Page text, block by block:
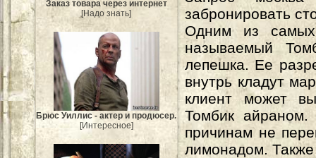
Заказ товара через интернет
[Надо знать]
Брюс Уиллис - актер и продюсер.
[Интересное]
забронировать
Одним из самых
называемый
лепешка. Ее
внутрь кладут
клиент может
Томбик
причинам не
лимонадом.